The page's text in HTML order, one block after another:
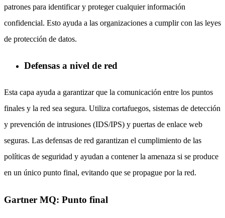
patrones para identificar y proteger cualquier información
confidencial. Esto ayuda a las organizaciones a cumplir con las leyes
de protección de datos.
Defensas a nivel de red
Esta capa ayuda a garantizar que la comunicación entre los puntos
finales y la red sea segura. Utiliza cortafuegos, sistemas de detección
y prevención de intrusiones (IDS/IPS) y puertas de enlace web
seguras. Las defensas de red garantizan el cumplimiento de las
políticas de seguridad y ayudan a contener la amenaza si se produce
en un único punto final, evitando que se propague por la red.
Gartner MQ: Punto final